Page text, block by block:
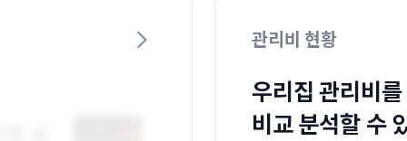
관리비 현황
우리집 관리비
비교 분석할 수